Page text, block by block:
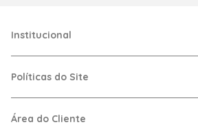
Institucional
Nossas Lojas
Dúvidas Frequentes
Políticas do Site
Política de Privacidade
Área do Cliente